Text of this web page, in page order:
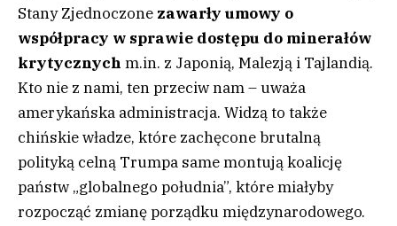
Stany Zjednoczone zawarły umowy o
współpracy w sprawie dostępu do minerałów
krytycznych m.in. z Japonią, Malezją i Tajlandią.
Kto nie z nami, ten przeciw nam – uważa
amerykańska administracja. Widzą to także
chińskie władze, które zachęcone brutalną
polityką celną Trumpa same montują koalicję
państw „globalnego południa”, które miałyby
rozpocząć zmianę porządku międzynarodowego.